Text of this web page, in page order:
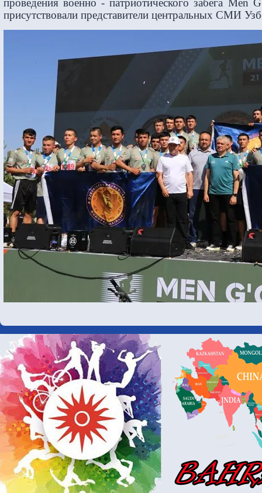
присутствовали представители центральных СМИ